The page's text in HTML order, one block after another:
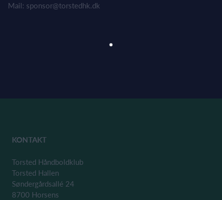
Mail: sponsor@torstedhk.dk
KONTAKT
Torsted Håndboldklub
Torsted Hallen
Søndergårdsallé 24
8700 Horsens